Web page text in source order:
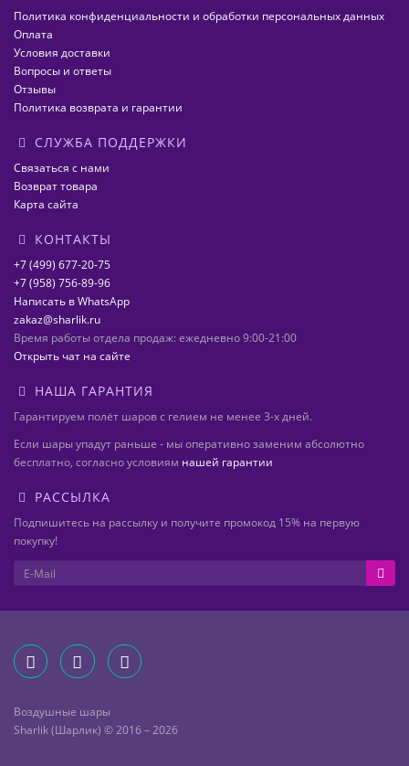
Политика конфиденциальности и обработки персональных данных
Оплата
Условия доставки
Вопросы и ответы
Отзывы
Политика возврата и гарантии
СЛУЖБА ПОДДЕРЖКИ
Связаться с нами
Возврат товара
Карта сайта
КОНТАКТЫ
+7 (499) 677-20-75
+7 (958) 756-89-96
Написать в WhatsApp
zakaz@sharlik.ru
Время работы отдела продаж: ежедневно 9:00-21:00
Открыть чат на сайте
НАША ГАРАНТИЯ
Гарантируем полёт шаров с гелием не менее 3-х дней.
Если шары упадут раньше - мы оперативно заменим абсолютно
бесплатно, согласно условиям нашей гарантии
РАССЫЛКА
Подпишитесь на рассылку и получите промокод 15% на первую
покупку!
Воздушные шары
Sharlik (Шарлик) © 2016 – 2026